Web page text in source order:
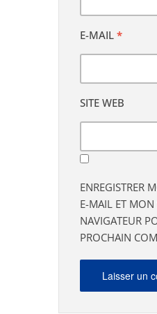
E-MAIL *
SITE WEB
ENREGISTRER
E-MAIL ET MON
NAVIGATEUR
PROCHAIN